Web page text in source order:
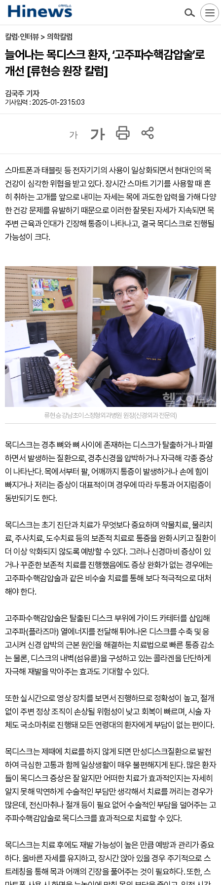
칼럼·인터뷰 > 의학칼럼
늘어나는 목디스크 환자, ‘고주파수핵감압술’로
개선 [류현승 원장 칼럼]
김국주 기자
기사입력 : 2025-01-23 15:03
가 가
스마트폰과 태블릿 등 전자기기의 사용이 일상화되면서 현대인의 목
건강이 심각한 위협을 받고 있다. 장시간 스마트 기기를 사용할 때 흔
히 취하는 고개를 앞으로 내미는 자세는 목에 과도한 압력을 가해 다양
한 건강 문제를 유발하기 때문으로 이러한 잘못된 자세가 지속되면 목
주변 근육과 인대가 긴장해 통증이 나타나고, 결국 목디스크로 진행될
가능성이 크다.
류현승 강남초이스정형외과병원 원장(신경외과 전문의)
목디스크는 경추 뼈와 뼈 사이에 존재하는 디스크가 탈출하거나 파열
하면서 발생하는 질환으로, 경추신경을 압박하거나 자극해 각종 증상
이 나타난다. 목에서부터 팔, 어깨까지 통증이 발생하거나 손에 힘이
빠지거나 저리는 증상이 대표적이며 경우에 따라 두통과 어지럼증이
동반되기도 한다.
목디스크는 초기 진단과 치료가 무엇보다 중요하며 약물치료, 물리치
료, 주사치료, 도수치료 등의 보존적 치료로 통증을 완화시키고 질환이
더 이상 악화되지 않도록 예방할 수 있다. 그러나 신경마비 증상이 있
거나 꾸준한 보존적 치료를 진행했음에도 증상 완화가 없는 경우에는
고주파수핵감압술과 같은 비수술 치료를 통해 보다 적극적으로 대처
해야 한다.
고주파수핵감압술은 탈출된 디스크 부위에 가이드 카테터를 삽입해
고주파(플라즈마) 열에너지를 전달해 튀어나온 디스크를 수축 및 응
고시켜 신경 압박의 근본 원인을 해결하는 치료법으로 빠른 통증 감소
는 물론, 디스크의 내벽(섬유륜)을 구성하고 있는 콜라겐을 단단하게
자극해 재발을 막아주는 효과도 기대할 수 있다.
또한 실시간으로 영상 장치를 보면서 진행하므로 정확성이 높고, 절개
없이 주변 정상 조직이 손상될 위험성이 낮고 회복이 빠르며, 시술 자
체도 국소마취로 진행돼 모든 연령대의 환자에게 부담이 없는 편이다.
목디스크는 제때에 치료를 하지 않게 되면 만성디스크질환으로 발전
하여 극심한 고통과 함께 일상생활이 매우 불편해지게 된다. 많은 환자
들이 목디스크 증상은 잘 알지만 어떠한 치료가 효과적인지는 자세히
알지 못해 막연하게 수술적인 부담만 생각해서 치료를 꺼리는 경우가
많은데, 전신마취나 절개 등이 필요 없어 수술적인 부담을 덜어주는 고
주파수핵감압술로 목디스크를 효과적으로 치료할 수 있다.
목디스크는 치료 후에도 재발 가능성이 높은 만큼 예방과 관리가 중요
하다. 올바른 자세를 유지하고, 장시간 앉아 있을 경우 주기적으로 스
트레칭을 통해 목과 어깨의 긴장을 풀어주는 것이 필요하다. 또한, 스